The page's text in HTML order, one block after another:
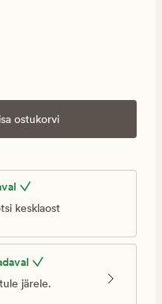
ostukorvi
kesklaost
järele.